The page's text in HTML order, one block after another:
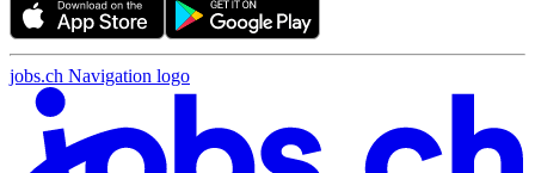
jobs.ch Navigation logo